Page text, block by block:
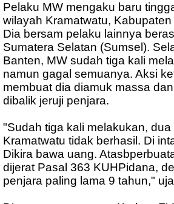
Pelaku MW mengaku baru
wilayah Kramatwatu,
Dia bersam pelaku lainnya
Sumatera Selatan (Sumsel).
Banten, MW sudah tiga kali
namun gagal semuanya. Aksi
membuat dia diamuk massa
dibalik jeruji penjara.
"Sudah tiga kali melakukan, dua
Kramatwatu tidak berhasil. Di
Dikira bawa uang.
dijerat Pasal 363 KUHPidana,
penjara paling lama 9 tahun,"